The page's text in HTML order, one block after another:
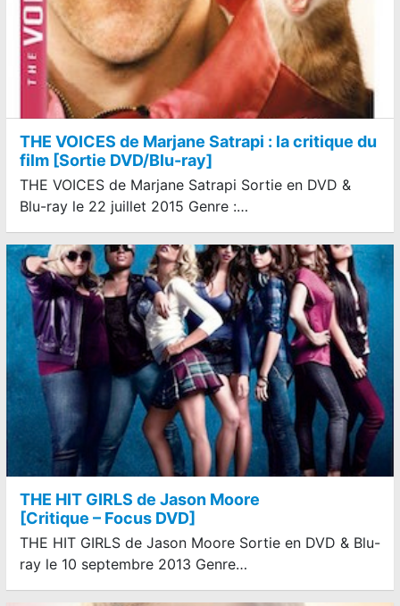
THE VOICES de Marjane Satrapi : la critique du
film [Sortie DVD/Blu-ray]
THE VOICES de Marjane Satrapi Sortie en DVD &
Blu-ray le 22 juillet 2015 Genre :…
THE HIT GIRLS de Jason Moore
[Critique – Focus DVD]
THE HIT GIRLS de Jason Moore Sortie en DVD & Blu-
ray le 10 septembre 2013 Genre…